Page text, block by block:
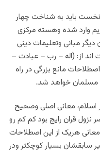
باید به شناخت چهار
وارد شده وهسته مرکزی
مبانی وتعلیمات دینی
اند از: (اله – رب – عبادت –
مانع بزرگی در راه
مسلمان خواهد شد.
اسلام، معانی اصلی وصحیح
نزول قران رایج بود کم کم رو
معانی هریک از این اصطلاحات
سابقشان بسیار کوچکتر ودر